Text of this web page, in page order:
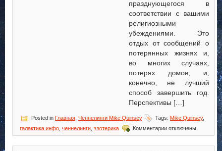
празднующегося в
соответствии с вашими
религиозными
убеждениями. Это
отдых от сообщений о
потерянных жизнях и,
во многих случаях,
потерях домов, и,
конечно, не лучший
способ завершить год.
Перспективы […]
Posted in Главная Ченнелинги Mike Quinsey Tags: Mike Quinsey,
галактика инфо ченнелинги эзотерика Комментариик
записи
отключены